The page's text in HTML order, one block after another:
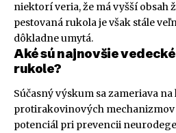
niektorí veria, že má vyšší obsah
pestovaná rukola je však stále
dôkladne umytá.
Aké sú najnovšie
rukole?
Súčasný výskum sa zameriava
protirakovinových
potenciál pri prevencii